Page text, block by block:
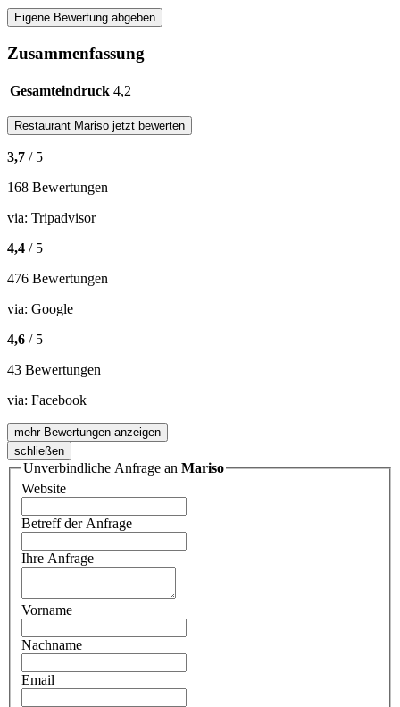
Eigene Bewertung abgeben
Zusammenfassung
Gesamteindruck 4,2
Restaurant Mariso jetzt bewerten
3,7 / 5
168 Bewertungen
via: Tripadvisor
4,4 / 5
476 Bewertungen
via: Google
4,6 / 5
43 Bewertungen
via: Facebook
mehr Bewertungen anzeigen
schließen
Unverbindliche Anfrage an Mariso
Website
Betreff der Anfrage
Ihre Anfrage
Vorname
Nachname
Email